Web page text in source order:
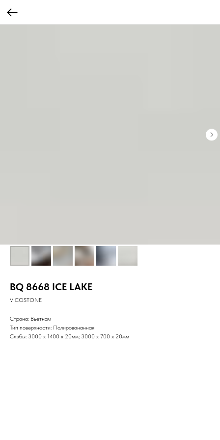
BQ 8668 ICE LAKE
VICOSTONE
Страна: Вьетнам
Тип поверхности: Полировананная
Слэбы: 3000 x 1400 x 20мм; 3000 x 700 х 20мм